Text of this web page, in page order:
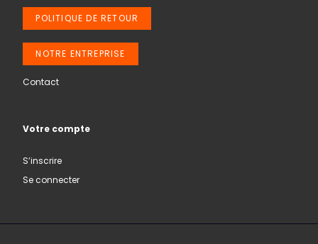
POLITIQUE DE RETOUR
NOTRE ENTREPRISE
Contact
Votre compte
S’inscrire
Se connecter